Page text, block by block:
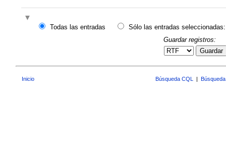
Todas las entradas
Sólo las entradas seleccionadas:
Guardar registros:
Guardar
Inicio Búsqueda CQL